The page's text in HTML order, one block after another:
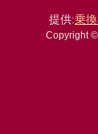
提供:乗
Copyright